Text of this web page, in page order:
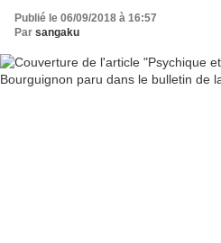
Publié le 06/09/2018 à 16:57
Par sangaku